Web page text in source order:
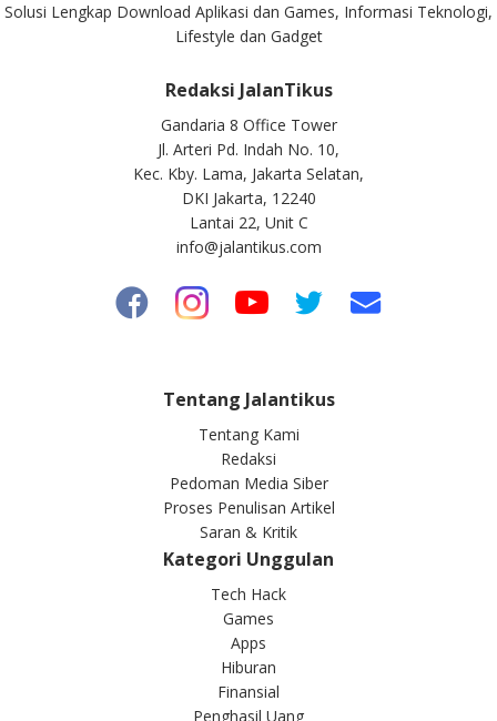
Solusi Lengkap Download Aplikasi dan Games, Informasi Teknologi,
Lifestyle dan Gadget
Redaksi JalanTikus
Gandaria 8 Office Tower
Jl. Arteri Pd. Indah No. 10,
Kec. Kby. Lama, Jakarta Selatan,
DKI Jakarta, 12240
Lantai 22, Unit C
info@jalantikus.com
Tentang Jalantikus
Tentang Kami
Redaksi
Pedoman Media Siber
Proses Penulisan Artikel
Saran & Kritik
Kategori Unggulan
Tech Hack
Games
Apps
Hiburan
Finansial
Penghasil Uang